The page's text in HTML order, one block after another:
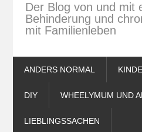
Der Blog von und mit
Behinderung und
mit Familienleben
ANDERS NORMAL
DIY WHEELYMUM UND
LIEBLINGSSACHEN